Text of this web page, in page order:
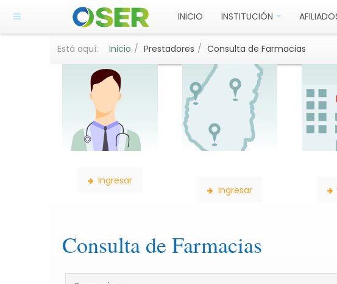
INICIO INSTITUCIÓN
Está aquí: Inicio Prestadores Consulta de Farmacias
Ingresar
Ingresar
Consulta de Farmacias